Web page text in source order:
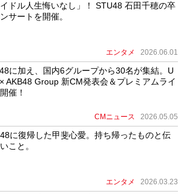
イドル人生悔いなし」！ STU48 石田千穂の卒
サートを開催。
エンタメ 2026.06.01
に加え、国内6グループから30名が集結。U
AKB48 Group 新CM発表会＆プレミアムライ
催！
CMニュース 2026.05.05
に復帰した甲斐心愛。持ち帰ったものと伝
こと。
エンタメ 2026.03.23